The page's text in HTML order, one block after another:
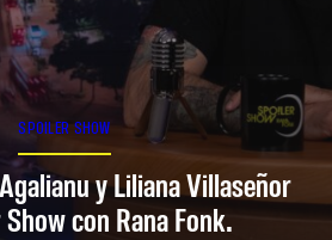
SPOILER SHOW
y Liliana Villaseñor
con Rana Fonk.